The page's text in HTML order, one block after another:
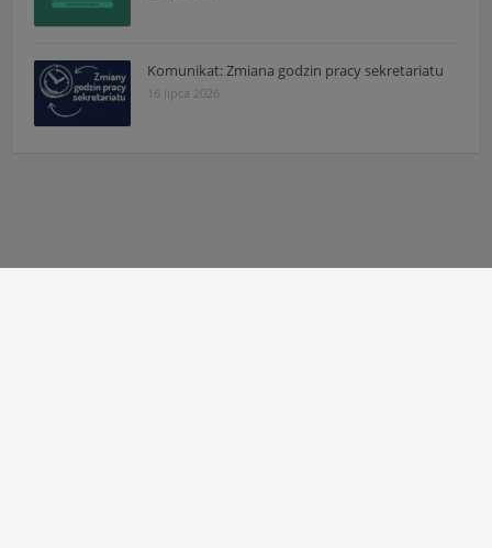
Komunikat: Zmiana godzin pracy sekretariatu
16 lipca 2026